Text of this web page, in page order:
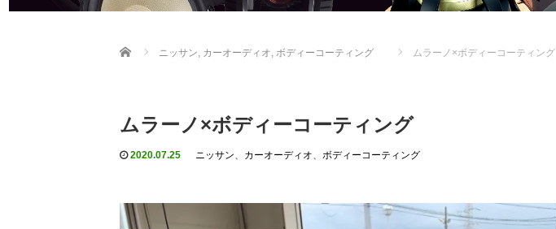
Home ニッサン, カーオーディオ, ボディーコーティング ムラーノ×ボディーコーティング
ムラーノ×ボディーコーティング
2020.07.25 ニッサン、 カーオーディオ、 ボディーコーティング